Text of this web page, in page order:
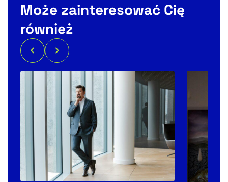
Może zainteresować Cię
również